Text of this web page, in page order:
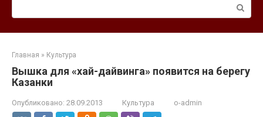
Главная » Культура
Вышка для «хай-дайвинга» появится на берегу
Казанки
Опубликовано: 28.09.2013 Культура o-admin